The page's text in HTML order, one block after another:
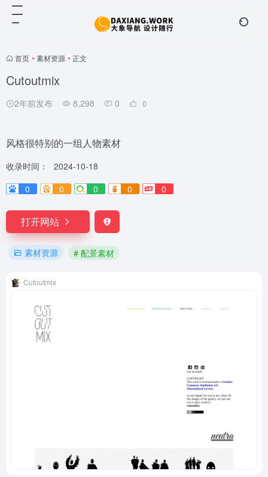
首页 • 素材资源 • 正文
Cutoutmix
2年前发布 8,298 0 0
风格很特别的一组人物素材
收录时间：
2024-10-18
0
0 0 0 0
打开网站
素材资源 # 配景素材
Cutoutmix